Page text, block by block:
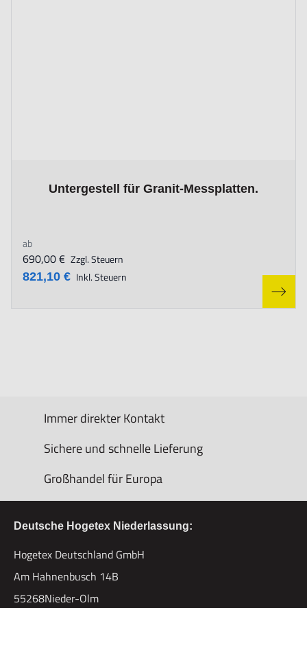
Untergestell für Granit-Messplatten.
The price depends on the options chosen on the product page
ab
821,10 € Inkl. Steuern
690,00 € Zzgl. Steuern
Immer direkter Kontakt
Sichere und schnelle Lieferung
Großhandel für Europa
Deutsche Hogetex Niederlassung:
Hogetex Deutschland GmbH
Am Hahnenbusch 14B
55268Nieder-Olm